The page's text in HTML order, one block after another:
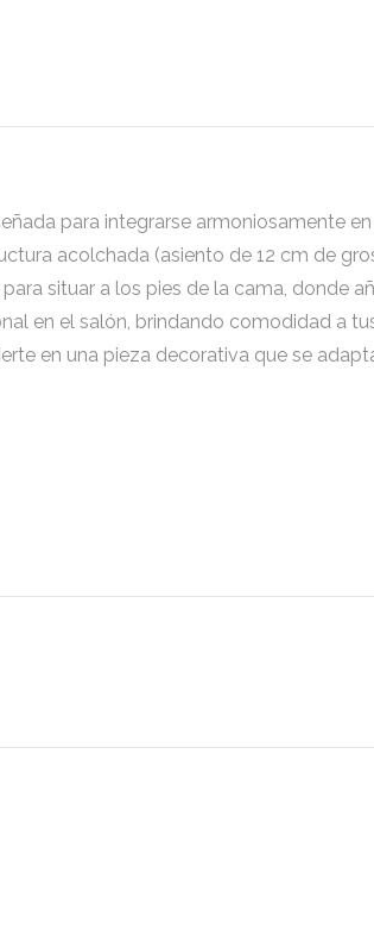
para integrarse armoniosamente
acolchada (asiento de 12 cm de
situar a los pies de la cama, donde
en el salón, brindando comodidad a
en una pieza decorativa que se